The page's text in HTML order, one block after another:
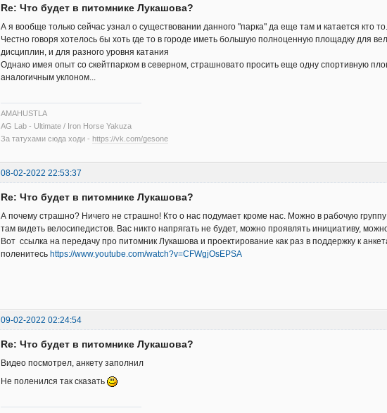
Re: Что будет в питомнике Лукашова?
А я вообще только сейчас узнал о существовании данного "парка" да еще там и катается кто то...
Честно говоря хотелось бы хоть где то в городе иметь большую полноценную площадку для
дисциплин, и для разного уровня катания
Однако имея опыт со скейтпарком в северном, страшновато просить еще одну спортивную
аналогичным уклоном...
AMAHUSTLA
AG Lab - Ultimate / Iron Horse Yakuza
За татухами сюда ходи - https://vk.com/gesone
08-02-2022 22:53:37
Re: Что будет в питомнике Лукашова?
А почему страшно? Ничего не страшно! Кто о нас подумает кроме нас. Можно в рабочую
там видеть велосипедистов. Вас никто напрягать не будет, можно проявлять инициативу,
Вот ссылка на передачу про питомник Лукашова и проектирование как раз в поддержку к
поленитесьhttps://www.youtube.com/watch?v=CFWgjOsEPSA
09-02-2022 02:24:54
Re: Что будет в питомнике Лукашова?
Видео посмотрел, анкету заполнил
Не поленился так сказать